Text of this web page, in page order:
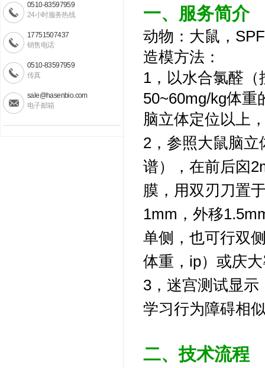
0510-83597959
24小时服务热线
17751507437
销售电话
0510-83597959
传真
sale@hasenbio.com
电子邮箱
一、服务简介
动物：大鼠 ，
造模方法：
1，以水合氯醛
50~60mg/kg体重
脑立体定位以上
2， 参照大鼠脑立
谱），在前后囟
膜，用双刃刀置
1mm，外移
单侧，也可行双
体重，ip）或庆
3， 迷宫测试显示
学习行为障碍相
二、技术流程